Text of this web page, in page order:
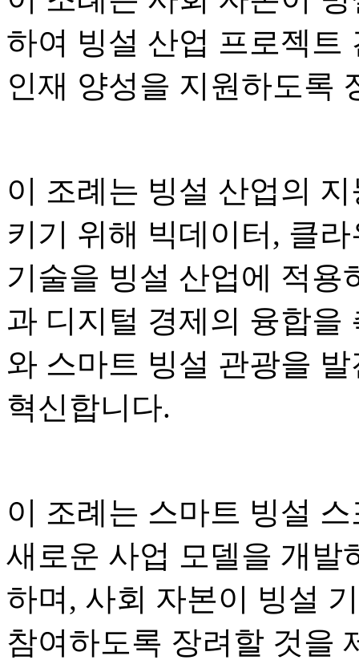
하여 빙설 산업 프로젝트
인재 양성을 지원하도록
이 조례는 빙설 산업의
키기 위해 빅데이터, 클
기술을 빙설 산업에 적용
과 디지털 경제의 융합을
와 스마트 빙설 관광을
혁신합니다.
이 조례는 스마트 빙설
새로운 사업 모델을 개발
하며, 사회 자본이 빙설
참여하도록 장려할 것을